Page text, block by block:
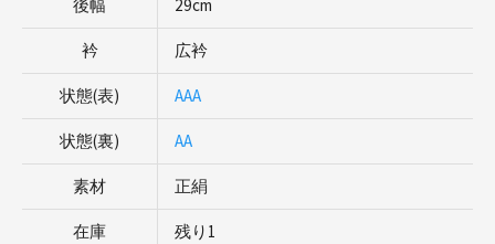
後幅 29cm
衿 広衿
状態(表) AAA
状態(裏) AA
素材 正絹
在庫 残り1